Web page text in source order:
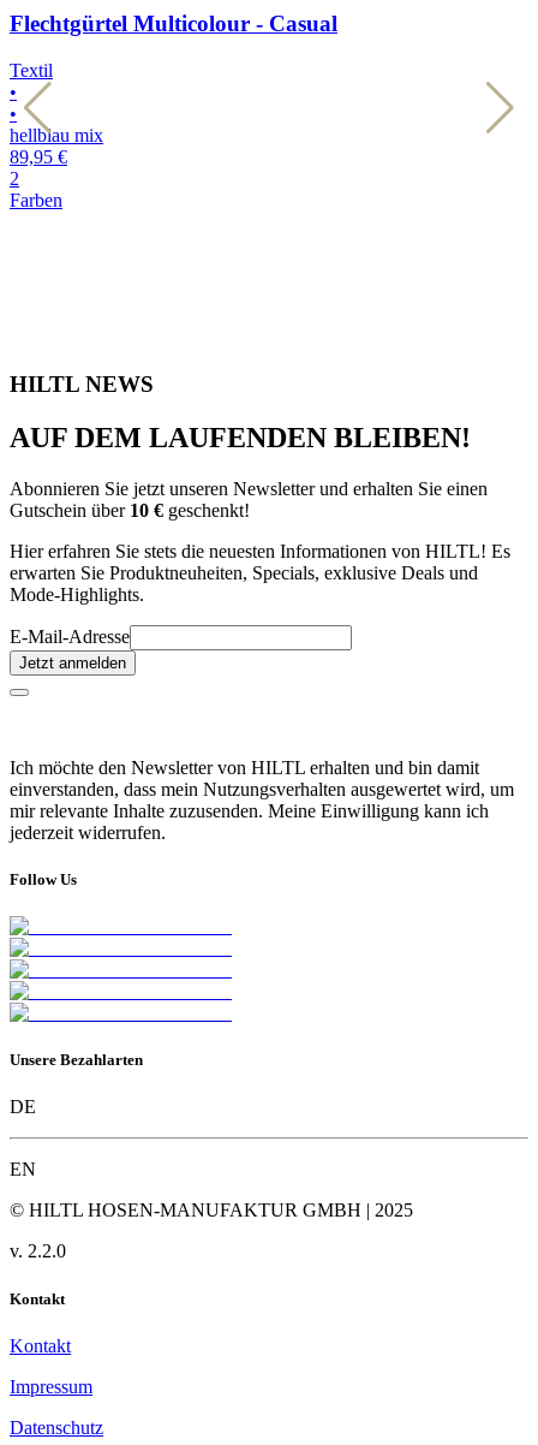
Flechtgürtel Multicolour - Casual
Textil
•
•
hellblau mix
89,95 €
2
Farben
HILTL NEWS
AUF DEM LAUFENDEN BLEIBEN!
Abonnieren Sie jetzt unseren Newsletter und erhalten Sie einen
Gutschein über 10 € geschenkt!
Hier erfahren Sie stets die neuesten Informationen von HILTL! Es
erwarten Sie Produktneuheiten, Specials, exklusive Deals und
Mode-Highlights.
E-Mail-Adresse
Jetzt anmelden
Ich möchte den Newsletter von HILTL erhalten und bin damit
einverstanden, dass mein Nutzungsverhalten ausgewertet wird, um
mir relevante Inhalte zuzusenden. Meine Einwilligung kann ich
jederzeit widerrufen.
Follow Us
Unsere Bezahlarten
DE
EN
© HILTL HOSEN-MANUFAKTUR GMBH | 2025
v. 2.2.0
Kontakt
Kontakt
Impressum
Datenschutz